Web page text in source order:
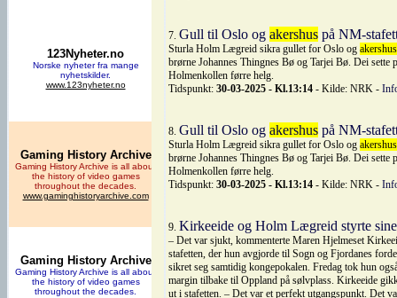
7. Gull til Oslo og akershus på NM-
Sturla Holm Lægreid sikra gullet for Oslo og akershus
brørne Johannes Thingnes Bø og Tarjei Bø. Dei
Holmenkollen førre helg.
Tidspunkt: 30-03-2025 - Kl.13:14 - Kilde: NRK -
8. Gull til Oslo og akershus på NM-
Sturla Holm Lægreid sikra gullet for Oslo og akershus
brørne Johannes Thingnes Bø og Tarjei Bø. Dei
Holmenkollen førre helg.
Tidspunkt: 30-03-2025 - Kl.13:14 - Kilde: NRK -
9. Kirkeeide og Holm Lægreid styrte
– Det var sjukt, kommenterte Maren Hjelmeset
stafetten, der hun avgjorde til Sogn og Fjordanes
sikret seg samtidig kongepokalen. Fredag tok hun
margin tilbake til Oppland på sølvplass. Kirkeeide
ut i stafetten. – Det var et perfekt utgangspunkt. Det